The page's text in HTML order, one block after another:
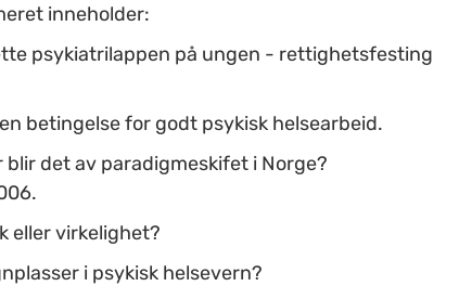
inneholder:
psykiatrilappen på ungen - rettighetsfesting
betingelse for godt psykisk helsearbeid.
blir det av paradigmeskifet i Norge?
eller virkelighet?
i psykisk helsevern?